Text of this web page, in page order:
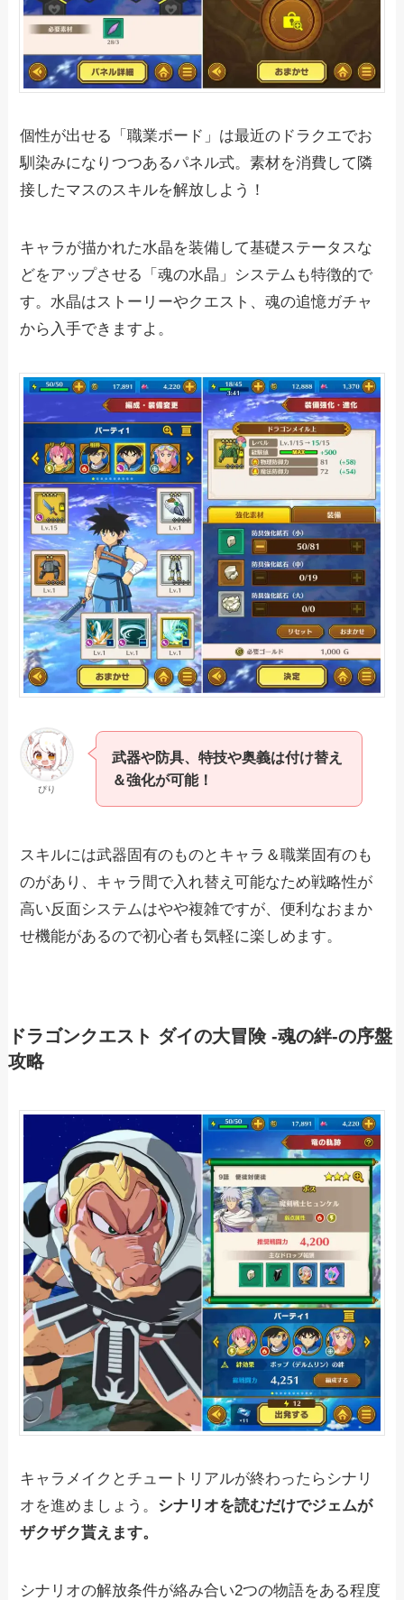
個性が出せる「職業ボード」は最近のドラクエでお
馴染みになりつつあるパネル式。素材を消費して隣
接したマスのスキルを解放しよう！
キャラが描かれた水晶を装備して基礎ステータスな
どをアップさせる「魂の水晶」システムも特徴的で
す。水晶はストーリーやクエスト、魂の追憶ガチャ
から入手できますよ。
ぴり
武器や防具、特技や奥義は付け替え
＆強化が可能！
スキルには武器固有のものとキャラ＆職業固有のも
のがあり、キャラ間で入れ替え可能なため戦略性が
高い反面システムはやや複雑ですが、便利なおまか
せ機能があるので初心者も気軽に楽しめます。
ドラゴンクエスト ダイの大冒険 -魂の絆-の序盤
攻略
キャラメイクとチュートリアルが終わったらシナリ
オを進めましょう。 シナリオを読むだけでジェムが
ザクザク貰えます。
シナリオの解放条件が絡み合い2つの物語をある程度